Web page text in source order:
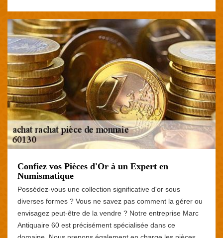
Confiez vos Pièces d'Or à un Expert en
Numismatique
Possédez-vous une collection significative d'or sous
diverses formes ? Vous ne savez pas comment la gérer ou
envisagez peut-être de la vendre ? Notre entreprise Marc
Antiquaire 60 est précisément spécialisée dans ce